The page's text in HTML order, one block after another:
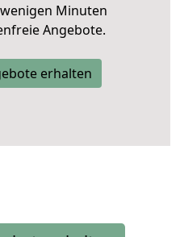
Minuten
Angebote.
erhalten